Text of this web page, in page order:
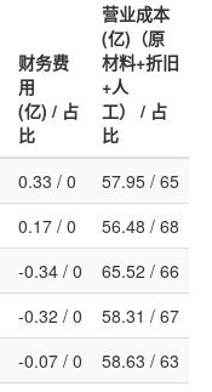
财务费
用
(亿) / 占
比
营业成本
(亿)（原
材料+折旧
+人
工） / 占
比
0.33 / 0
57.95 / 65
0.17 / 0
56.48 / 68
-0.34 / 0
65.52 / 66
-0.32 / 0
58.31 / 67
-0.07 / 0
58.63 / 63